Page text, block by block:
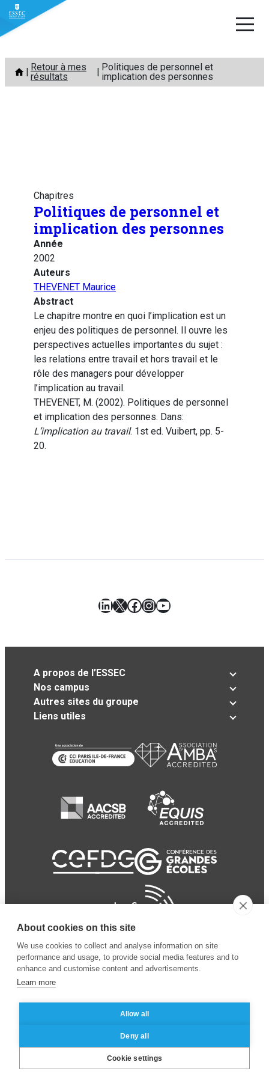
Aller
contenu
Retour à mes
résultats
Politiques de personnel et
implication des personnes
Chapitres
Politiques de personnel et
implication des personnes
Année
2002
Auteurs
THEVENET Maurice
Abstract
Le chapitre montre en quoi l’implication est un
enjeu des politiques de personnel. Il ouvre les
perspectives actuelles importantes du sujet :
les relations entre travail et hors travail et le
rôle des managers pour développer
l’implication au travail.
THEVENET, M. (2002). Politiques de personnel
et implication des personnes. Dans:
L’implication au travail. 1st ed. Vuibert, pp. 5-
20.
LinkedIn
X Facebook
Instagram
YouTube
A propos de l’ESSEC
Nos campus
Autres sites du groupe
Liens utiles
Business School
Mentions légales
des données personnelles
About cookies on this site
We use cookies to collect and analyse information on site
performance and usage, to provide social media features and to
enhance and customise content and advertisements.
Learn more
Allow all
Deny all
Cookie settings